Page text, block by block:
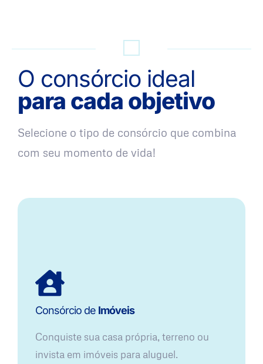
O consórcio ideal
para cada objetivo
Selecione o tipo de consórcio que combina
com seu momento de vida!
Consórcio de Imóveis
Conquiste sua casa própria, terreno ou
invista em imóveis para aluguel.